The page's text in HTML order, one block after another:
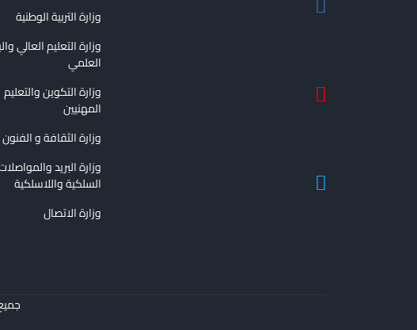
وزارة التربية الوطنية
وزارة التعليم العالي
العلمي
وزارة التكوين والتعليم
المهنيين
وزارة الثقافة و الفنون
وزارة البريد
السلكية واللاسلكية
وزارة الاتصال